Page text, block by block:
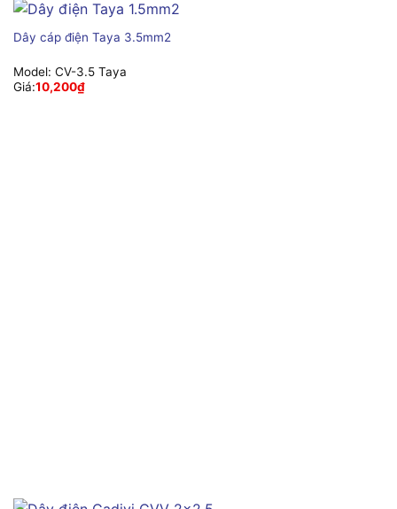
Dây cáp điện Taya 3.5mm2
Model: CV-3.5 Taya
Giá:10,200₫